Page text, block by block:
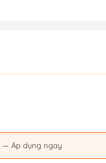
— Áp dụng ngay